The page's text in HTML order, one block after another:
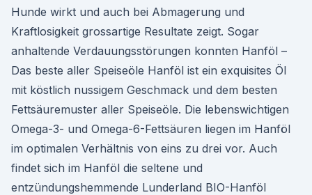
Hunde wirkt und auch bei Abmagerung und
Kraftlosigkeit grossartige Resultate zeigt. Sogar
anhaltende Verdauungsstörungen konnten Hanföl –
Das beste aller Speiseöle Hanföl ist ein exquisites Öl
mit köstlich nussigem Geschmack und dem besten
Fettsäuremuster aller Speiseöle. Die lebenswichtigen
Omega-3- und Omega-6-Fettsäuren liegen im Hanföl
im optimalen Verhältnis von eins zu drei vor. Auch
findet sich im Hanföl die seltene und
entzündungshemmende Lunderland BIO-Hanföl